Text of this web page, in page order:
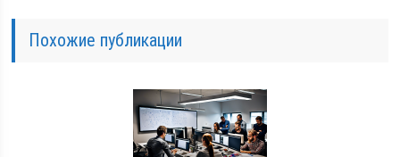
Похожие публикации